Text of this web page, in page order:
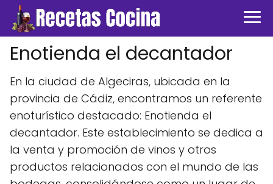
Enotienda el decantador
En la ciudad de Algeciras, ubicada en la
provincia de Cádiz, encontramos un referente
enoturístico destacado: Enotienda el
decantador. Este establecimiento se dedica a
la venta y promoción de vinos y otros
productos relacionados con el mundo de las